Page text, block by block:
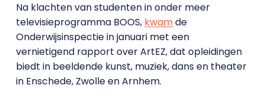
Na klachten van studenten in onder meer
televisieprogramma BOOS, kwamde
Onderwijsinspectie in januari met een
vernietigend rapport over ArtEZ, dat opleidingen
biedt in beeldende kunst, muziek, dans en theater
in Enschede, Zwolle en Arnhem.